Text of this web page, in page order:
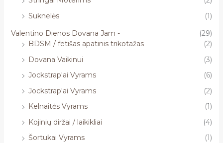
Suknelės
(1)
Valentino Dienos Dovana Jam -
(29)
BDSM / fetišas apatinis trikotažas
(2)
Dovana Vaikinui
(3)
Jockstrap'ai Vyrams
(6)
Jockstrap'ai Vyrams
(2)
Kelnaitės Vyrams
(1)
Kojinių diržai / laikikliai
(4)
Šortukai Vyrams
(1)